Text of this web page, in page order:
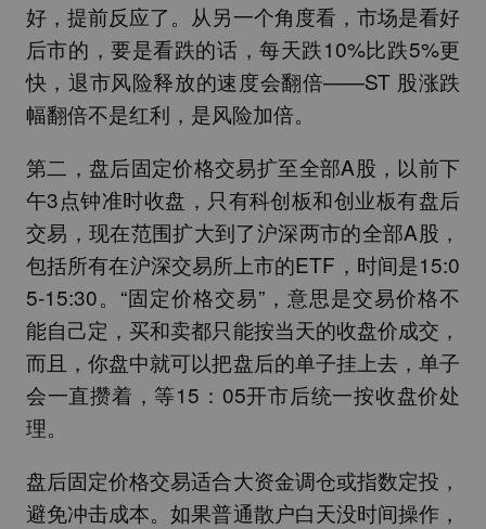
好，提前反应了。从另一个角度看，市场是看好
后市的，要是看跌的话，每天跌10%比跌5%更
快，退市风险释放的速度会翻倍——ST 股涨跌
幅翻倍不是红利，是风险加倍。
第二，盘后固定价格交易扩至全部A股，以前下
午3点钟准时收盘，只有科创板和创业板有盘后
交易，现在范围扩大到了沪深两市的全部A股，
包括所有在沪深交易所上市的ETF，时间是15:0
5-15:30。“固定价格交易”，意思是交易价格不
能自己定，买和卖都只能按当天的收盘价成交，
而且，你盘中就可以把盘后的单子挂上去，单子
会一直攒着，等15：05开市后统一按收盘价处
理。
盘后固定价格交易适合大资金调仓或指数定投，
避免冲击成本。如果普通散户白天没时间操作，